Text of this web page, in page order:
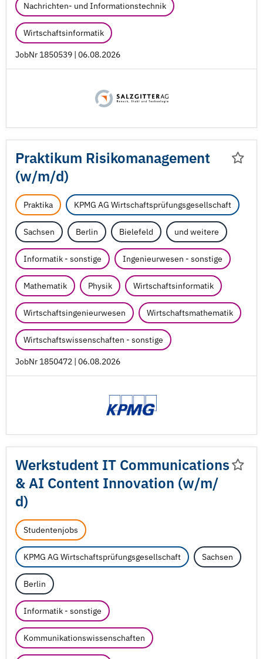
Nachrichten- und Informationstechnik
Wirtschaftsinformatik
JobNr 1850539 | 06.08.2026
Praktikum Risikomanagement
(w/m/d)
Praktika KPMG AG Wirtschaftsprüfungsgesellschaft
Sachsen Berlin Bielefeld und weitere
Informatik - sonstige Ingenieurwesen - sonstige
Mathematik Physik Wirtschaftsinformatik
Wirtschaftsingenieurwesen Wirtschaftsmathematik
Wirtschaftswissenschaften - sonstige
JobNr 1850472 | 06.08.2026
Werkstudent IT Communications
& AI Content Innovation (w/m/
d)
Studentenjobs
KPMG AG Wirtschaftsprüfungsgesellschaft Sachsen
Berlin
Informatik - sonstige
Kommunikationswissenschaften